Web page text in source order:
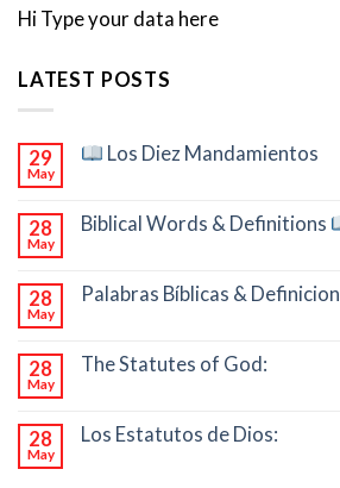
Hi Type your data here
LATEST POSTS
29
May
Los Diez Mandamientos
28
May
Biblical Words & Definitions
28
May
Palabras Bíblicas &
28
May
The Statutes of God:
28
May
Los Estatutos de Dios: